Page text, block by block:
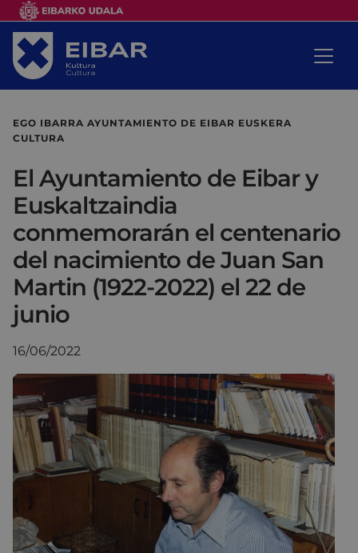
EGO IBARRA AYUNTAMIENTO DE EIBAR EUSKERA
CULTURA
El Ayuntamiento de Eibar y
Euskaltzaindia
conmemorarán el centenario
del nacimiento de Juan San
Martin (1922-2022) el 22 de
junio
16/06/2022